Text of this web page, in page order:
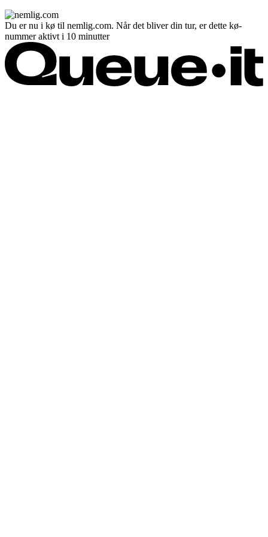
Du er nu i kø til nemlig.com. Når det bliver din tur, er dette kø-
nummer aktivt i 10 minutter